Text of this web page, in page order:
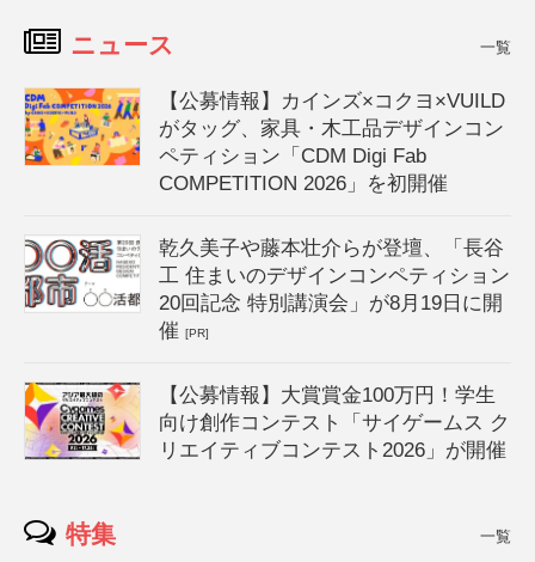
ニュース 一覧
【公募情報】カインズ×コクヨ×VUILD
がタッグ、家具・木工品デザインコン
ペティション「CDM Digi Fab
COMPETITION 2026」を初開催
乾久美子や藤本壮介らが登壇、「長谷
工 住まいのデザインコンペティション
20回記念 特別講演会」が8月19日に開
催[PR]
【公募情報】大賞賞金100万円！学生
向け創作コンテスト「サイゲームス ク
リエイティブコンテスト2026」が開催
特集 一覧